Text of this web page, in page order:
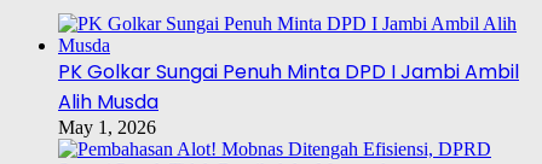
PK Golkar Sungai Penuh Minta DPD I Jambi Ambil
Alih Musda
May 1, 2026